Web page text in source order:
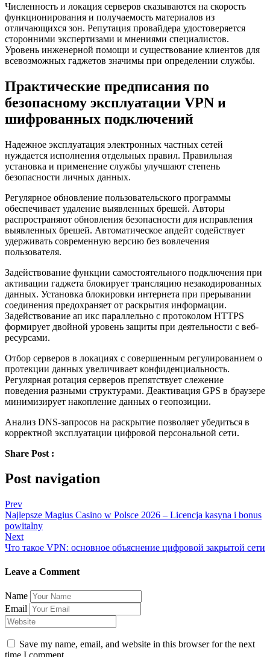
Численность и локация серверов сказываются на скорость
функционирования и получаемость материалов из
отличающихся зон. Репутация провайдера удостоверяется
сторонними экспертизами и мнениями специалистов.
Уровень инженерной помощи и существование клиентов для
всевозможных гаджетов значимы при определении службы.
Практические предписания по
безопасному эксплуатации VPN и
шифрованных подключений
Надежное эксплуатация электронных частных сетей
нуждается исполнения отдельных правил. Правильная
установка и применение службы улучшают степень
безопасности личных данных.
Регулярное обновление пользовательского программы
обеспечивает удаление выявленных брешей. Авторы
распространяют обновления безопасности для исправления
выявленных брешей. Автоматическое апдейт содействует
удерживать современную версию без вовлечения
пользователя.
Задействование функции самостоятельного подключения при
активации гаджета блокирует трансляцию незакодированных
данных. Установка блокировки интернета при прерывании
соединения предохраняет от раскрытия информации.
Задействование ап икс параллельно с протоколом HTTPS
формирует двойной уровень защиты при деятельности с веб-
ресурсами.
Отбор серверов в локациях с совершенным регулированием о
протекции данных увеличивает конфиденциальность.
Регулярная ротация серверов препятствует слежение
поведения разными структурами. Деактивация GPS в браузере
минимизирует накопление данных о геопозиции.
Анализ DNS-запросов на раскрытие позволяет убедиться в
корректной эксплуатации цифровой персональной сети.
Share Post :
Post navigation
Prev
Najlepsze Magius Casino w Polsce 2026 – Licencja kasyna i bonus
powitalny
Next
Что такое VPN: основное объяснение цифровой закрытой сети
Leave a Comment
Name
Email
Save my name, email, and website in this browser for the next
time I comment.